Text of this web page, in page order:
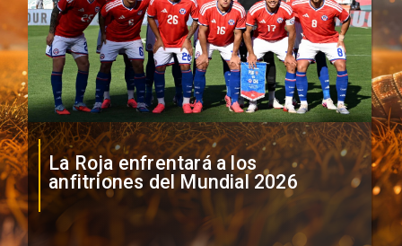
La Roja enfrentará a los
anfitriones del Mundial 2026